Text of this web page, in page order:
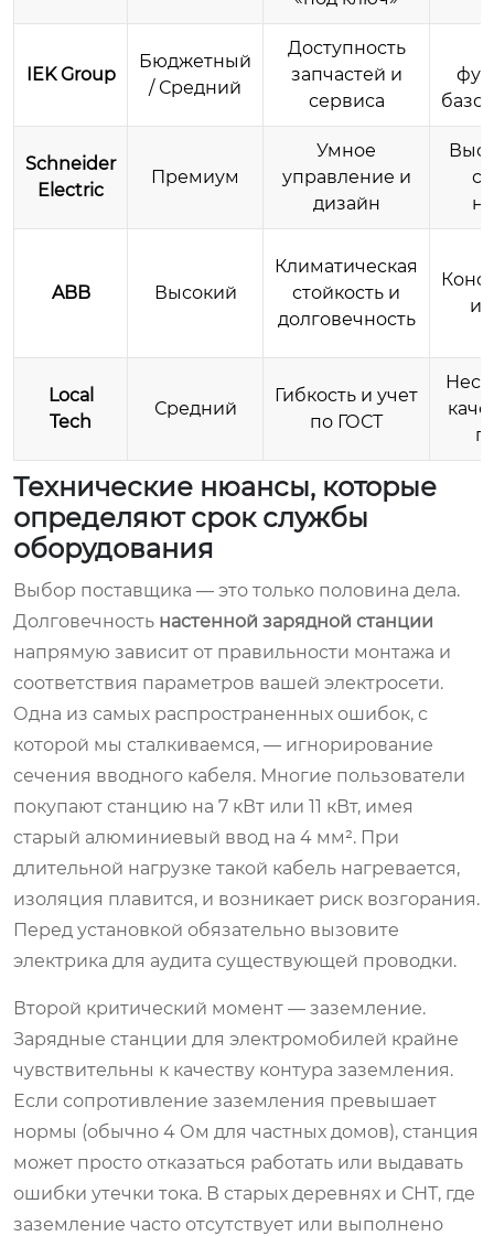
IEK Group
Бюджетный
/ Средний
Доступность
запчастей и
сервиса
Schneider
Electric
Премиум
Умное
управление и
дизайн
ABB Высокий
Климатическая
стойкость и
долговечность
Local
Tech
Средний
Гибкость и учет
по ГОСТ
Технические нюансы, которые
определяют срок службы
оборудования
Выбор поставщика — это только половина дела.
Долговечность настенной зарядной станции
напрямую зависит от правильности монтажа и
соответствия параметров вашей электросети.
Одна из самых распространенных ошибок, с
которой мы сталкиваемся, — игнорирование
сечения вводного кабеля. Многие пользователи
покупают станцию на 7 кВт или 11 кВт, имея
старый алюминиевый ввод на 4 мм². При
длительной нагрузке такой кабель нагревается,
изоляция плавится, и возникает риск возгорания.
Перед установкой обязательно вызовите
электрика для аудита существующей проводки.
Второй критический момент — заземление.
Зарядные станции для электромобилей крайне
чувствительны к качеству контура заземления.
Если сопротивление заземления превышает
нормы (обычно 4 Ом для частных домов), станция
может просто отказаться работать или выдавать
ошибки утечки тока. В старых деревнях и СНТ, где
заземление часто отсутствует или выполнено